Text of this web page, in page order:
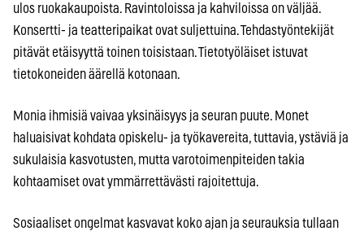
ulos ruokakaupoista. Ravintoloissa ja kahviloissa on väljää.
Konsertti- ja teatteripaikat ovat suljettuina. Tehdastyöntekijät
pitävät etäisyyttä toinen toisistaan. Tietotyöläiset istuvat
tietokoneiden äärellä kotonaan.
Monia ihmisiä vaivaa yksinäisyys ja seuran puute. Monet
haluaisivat kohdata opiskelu- ja työkavereita, tuttavia, ystäviä ja
sukulaisia kasvotusten, mutta varotoimenpiteiden takia
kohtaamiset ovat ymmärrettävästi rajoitettuja.
Sosiaaliset ongelmat kasvavat koko ajan ja seurauksia tullaan